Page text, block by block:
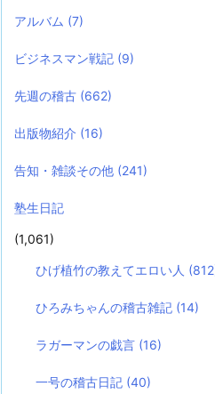
アルバム (7)
ビジネスマン戦記 (9)
先週の稽古 (662)
出版物紹介 (16)
告知・雑談その他 (241)
塾生日記
(1,061)
ひげ植竹の教えてエロい人
ひろみちゃんの稽古雑記 (14)
ラガーマンの戯言 (16)
一号の稽古日記 (40)